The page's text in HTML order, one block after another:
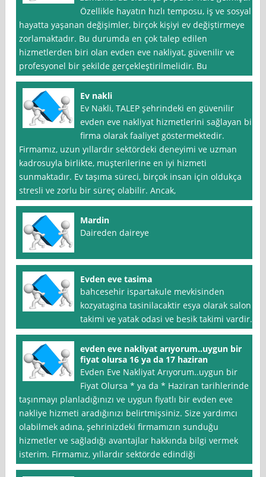
Özellikle hayatın hızlı temposu, iş ve sosyal
hayatta yaşanan değişimler, birçok kişiyi ev değiştirmeye
zorlamaktadır. Bu durumda en çok talep edilen
hizmetlerden biri olan evden eve nakliyat, güvenilir ve
profesyonel bir şekilde gerçekleştirilmelidir. Bu
Ev nakli
Ev Nakli, TALEP şehrindeki en güvenilir
evden eve nakliyat hizmetlerini sağlayan bir
firma olarak faaliyet göstermektedir.
Firmamız, uzun yıllardır sektördeki deneyimi ve uzman
kadrosuyla birlikte, müşterilerine en iyi hizmeti
sunmaktadır. Ev taşıma süreci, birçok insan için oldukça
stresli ve zorlu bir süreç olabilir. Ancak,
Mardin
Daireden daireye
Evden eve tasima
bahcesehir ispartakule mevkisinden
kozyatagina tasinilacaktir esya olarak salon
takimi ve yatak odasi ve besik takimi vardir.
evden eve nakliyat arıyorum..uygun bir
fiyat olursa 16 ya da 17 haziran
Evden Eve Nakliyat Arıyorum..uygun bir
Fiyat Olursa * ya da * Haziran tarihlerinde
taşınmayı planladığınızı ve uygun fiyatlı bir evden eve
nakliye hizmeti aradığınızı belirtmişsiniz. Size yardımcı
olabilmek adına, şehrinizdeki firmamızın sunduğu
hizmetler ve sağladığı avantajlar hakkında bilgi vermek
isterim. Firmamız, yıllardır sektörde edindiği